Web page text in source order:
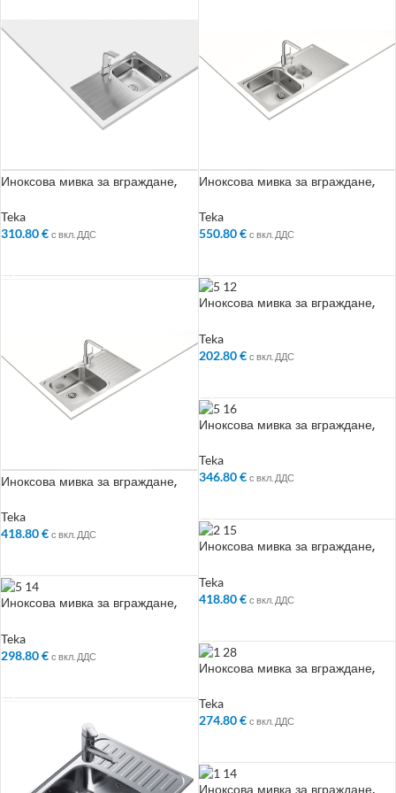
Иноксова мивка за вграждане,
светъл отвор 50 см
Teka
310.80€ с вкл. ДДС
Иноксова мивка за вграждане,
светъл отвор 80 см
Teka
550.80€ с вкл. ДДС
Иноксова мивка за вграждане,
шкаф със светъл отвор 60 см
Teka
418.80€ с вкл. ДДС
Иноксова мивка за вграждане,
отвор 45 см
Teka
202.80€ с вкл. ДДС
Иноксова мивка за вграждане,
отвор 80 см
Teka
346.80€ с вкл. ДДС
Иноксова мивка за вграждане,
със светъл отвор 60 см
Teka
418.80€ с вкл. ДДС
Иноксова мивка за вграждане,
със светъл отвор 45 см
Teka
298.80€ с вкл. ДДС
Иноксова мивка за вграждане,
със светъл отвор 45 см
Teka
274.80€ с вкл. ДДС